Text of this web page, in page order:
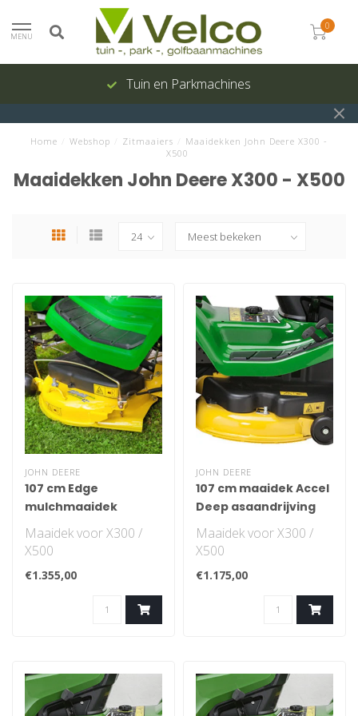
MENU
0
Tuin en Parkmachines
Home Webshop Zitmaaiers
Maaidekken John Deere X300 -
X500
Maaidekken John Deere X300 - X500
JOHN DEERE
107 cm Edge
mulchmaaidek
Maaidek voor X300 /
X500
€1.355,00
JOHN DEERE
107 cm maaidek Accel
Deep asaandrijving
Maaidek voor X300 /
X500
€1.175,00